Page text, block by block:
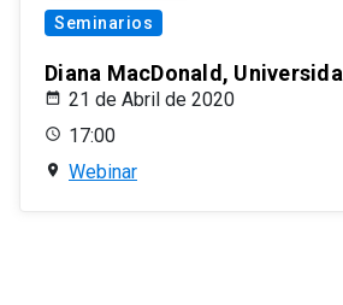
Seminarios
Diana MacDonald,
21 de Abril de 2020
17:00
Webinar